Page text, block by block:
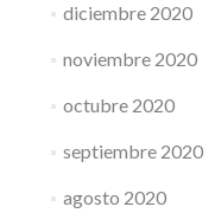
diciembre 2020
noviembre 2020
octubre 2020
septiembre 2020
agosto 2020